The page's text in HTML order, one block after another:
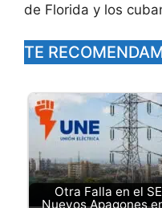
de Florida y los
TE
Otra Falla en el
Nuevos Apagones